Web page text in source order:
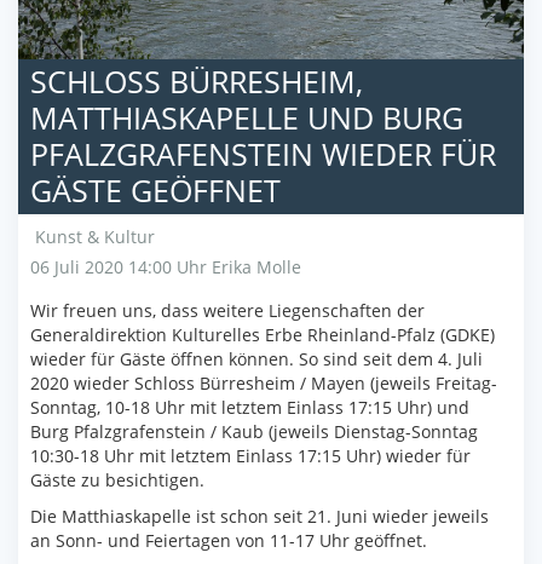
SCHLOSS BÜRRESHEIM,
MATTHIASKAPELLE UND BURG
PFALZGRAFENSTEIN WIEDER FÜR
GÄSTE GEÖFFNET
Kunst & Kultur
06 Juli 2020 14:00 Uhr Erika Molle
Wir freuen uns, dass weitere Liegenschaften der
Generaldirektion Kulturelles Erbe Rheinland-Pfalz (GDKE)
wieder für Gäste öffnen können. So sind seit dem 4. Juli
2020 wieder Schloss Bürresheim / Mayen (jeweils Freitag-
Sonntag, 10-18 Uhr mit letztem Einlass 17:15 Uhr) und
Burg Pfalzgrafenstein / Kaub (jeweils Dienstag-Sonntag
10:30-18 Uhr mit letztem Einlass 17:15 Uhr) wieder für
Gäste zu besichtigen.
Die Matthiaskapelle ist schon seit 21. Juni wieder jeweils
an Sonn- und Feiertagen von 11-17 Uhr geöffnet.